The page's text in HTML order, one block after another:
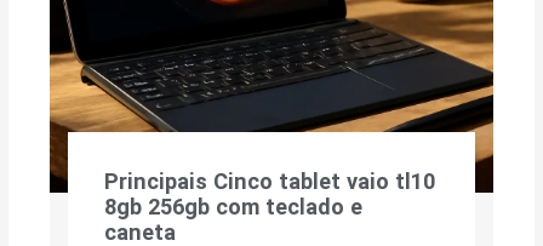
Principais Cinco tablet vaio tl10
8gb 256gb com teclado e
caneta